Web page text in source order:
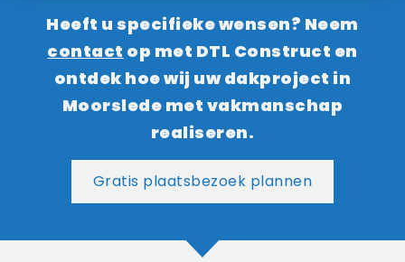
Heeft u specifieke wensen? Neem
contact op met DTL Construct en
ontdek hoe wij uw dakproject in
Moorslede met vakmanschap
realiseren.
Gratis plaatsbezoek plannen